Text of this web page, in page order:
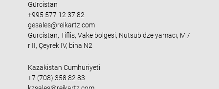
Gürcistan
+995 577 12 37 82
gesales@reikartz.com
Gürcistan, Tiflis, Vake bölgesi, Nutsubidze yamacı, M /
r II, Çeyrek IV, bina N2
Kazakistan Cumhuriyeti
+7 (708) 358 82 83